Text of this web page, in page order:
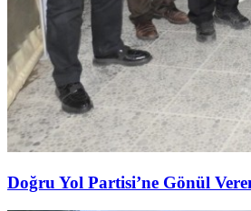
Doğru Yol Partisi’ne Gönül